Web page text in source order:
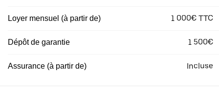
Loyer mensuel (à partir de) 1 000€ TTC
Dépôt de garantie 1 500€
Assurance (à partir de) Incluse